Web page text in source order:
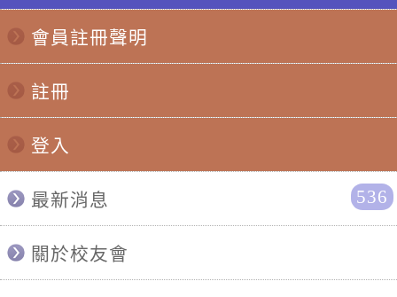
會員註冊聲明
註冊
登入
536
最新消息
關於校友會